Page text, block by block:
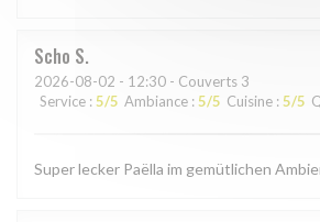
Scho S
2026-08-02 - 12:30 - Couverts 3
Service : 5/5 Ambiance : 5/5 Cuisine : 5/5
Super lecker Paëlla im gemütlichen